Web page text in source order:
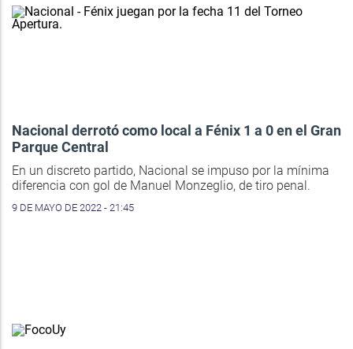
Nacional derrotó como local a Fénix 1 a 0 en el Gran
Parque Central
En un discreto partido, Nacional se impuso por la mínima
diferencia con gol de Manuel Monzeglio, de tiro penal.
9 DE MAYO DE 2022 - 21:45